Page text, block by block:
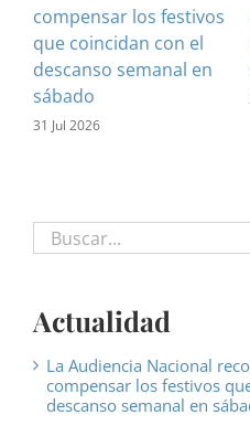
compensar los festivos
que coincidan con el
descanso semanal en
sábado
31 Jul 2026
Buscar:
Actualidad
La Audiencia Nacional
compensar los festivos
descanso semanal en